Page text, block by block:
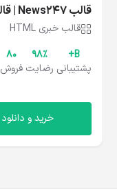
قالب News247 | قالب HTML مجله خبری نیوز247
قالب خبری HTML
B+
پشتیبانی
۹۸%
رضایت
80
فروش
خرید و دانلود